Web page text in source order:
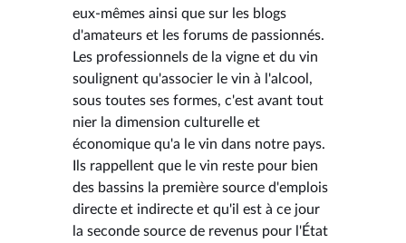
eux-mêmes ainsi que sur les blogs
d'amateurs et les forums de passionnés.
Les professionnels de la vigne et du vin
soulignent qu'associer le vin à l'alcool,
sous toutes ses formes, c'est avant tout
nier la dimension culturelle et
économique qu'a le vin dans notre pays.
Ils rappellent que le vin reste pour bien
des bassins la première source d'emplois
directe et indirecte et qu'il est à ce jour
la seconde source de revenus pour l'État